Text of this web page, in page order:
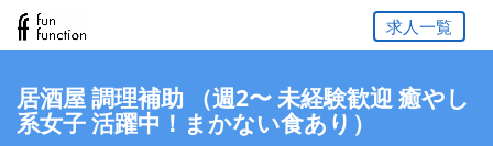
求人一覧
居酒屋 調理補助 （週2〜 未経験歓迎 癒やし
系女子 活躍中！まかない食あり）